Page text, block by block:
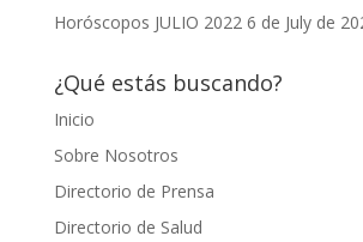
Horóscopos JULIO 2022 6 de July de
¿Qué estás buscando?
Inicio
Sobre Nosotros
Directorio de Prensa
Directorio de Salud